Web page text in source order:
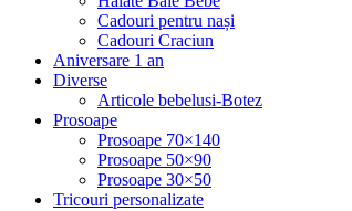
Cadouri pentru nași
Cadouri Craciun
Aniversare 1 an
Diverse
Articole bebelusi-Botez
Prosoape
Prosoape 70×140
Prosoape 50×90
Prosoape 30×50
Tricouri personalizate